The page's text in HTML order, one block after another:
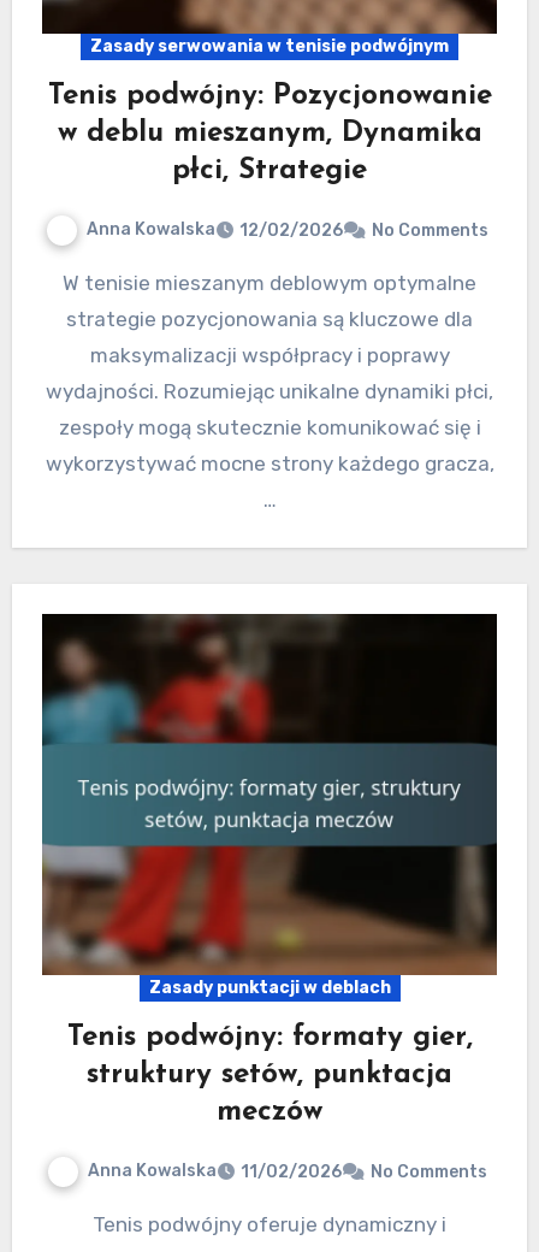
Zasady serwowania w tenisie podwójnym
Tenis podwójny: Pozycjonowanie
w deblu mieszanym, Dynamika
płci, Strategie
Anna Kowalska 12/02/2026 No Comments
W tenisie mieszanym deblowym optymalne
strategie pozycjonowania są kluczowe dla
maksymalizacji współpracy i poprawy
wydajności. Rozumiejąc unikalne dynamiki płci,
zespoły mogą skutecznie komunikować się i
wykorzystywać mocne strony każdego gracza,
…
Zasady punktacji w deblach
Tenis podwójny: formaty gier,
struktury setów, punktacja
meczów
Anna Kowalska 11/02/2026 No Comments
Tenis podwójny oferuje dynamiczny i